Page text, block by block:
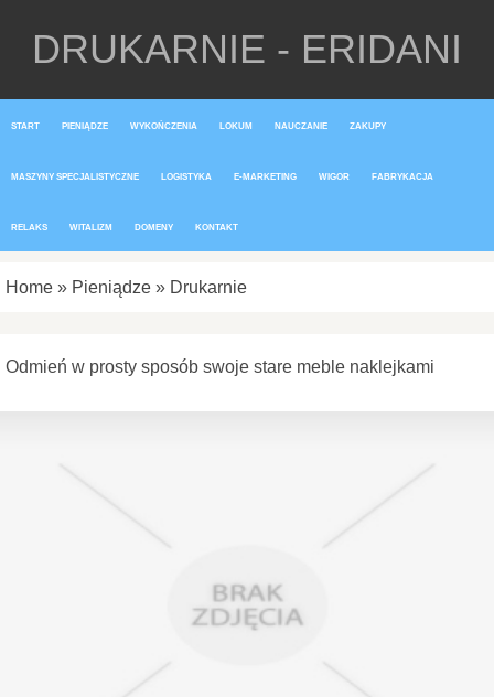
DRUKARNIE - ERIDANI
START PIENIĄDZE WYKOŃCZENIA LOKUM NAUCZANIE ZAKUPY
MASZYNY SPECJALISTYCZNE LOGISTYKA E-MARKETING WIGOR FABRYKACJA
RELAKS WITALIZM DOMENY KONTAKT
Home » Pieniądze » Drukarnie
Odmień w prosty sposób swoje stare meble naklejkami